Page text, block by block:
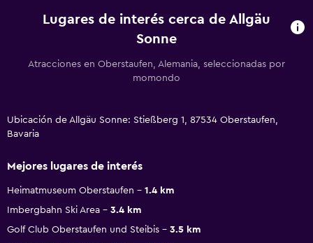
Lugares de interés cerca de Allgäu
Sonne
Atracciones en Oberstaufen, Alemania, seleccionadas por
momondo
Ubicación de Allgäu Sonne: Stießberg 1, 87534 Oberstaufen,
Bavaria
Mejores lugares de interés
Heimatmuseum Oberstaufen
1.4 km
Imbergbahn Ski Area
3.4 km
Golf Club Oberstaufen und Steibis
3.5 km